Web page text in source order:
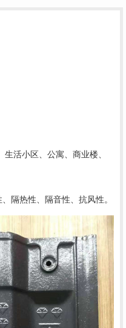
活小区、公寓、商业楼、
隔热性、隔音性、抗风性。